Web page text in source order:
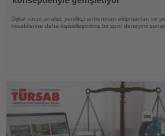
Dijital vücut analizi, yenilikçi antrenman ekipmanları ve
misafirlerine daha kişiselleştirilmiş bir spor deneyimi